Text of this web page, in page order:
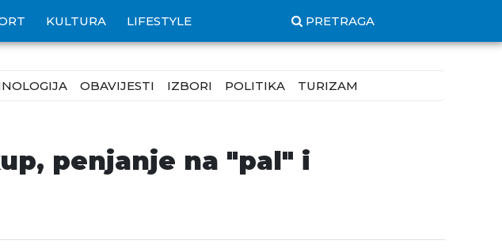
KULTURA LIFESTYLE PRETRAGA
OBAVIJESTI IZBORI POLITIKA TURIZAM
penjanje na "pal" i